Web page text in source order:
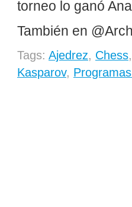
torneo lo ganó
También en
Tags: Ajedrez, Chess
Kasparov,